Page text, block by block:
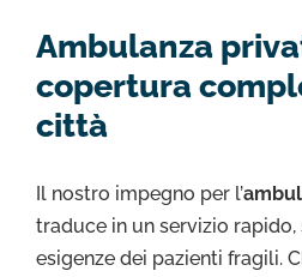
Ambulanza
copertura
città
Il nostro impegno per l’
traduce in un servizio
esigenze dei pazienti fragili.